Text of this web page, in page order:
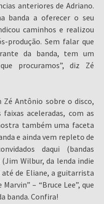
anteriores de Adriano.
banda a oferecer o seu
caminhos e realizou
produção. Sem falar que
da banda, tem um
procuramos”, diz Zé
Zé Antônio sobre o disco,
aceleradas, com as
também uma faceta
e ainda vem repleto de
daqui (bandas
Wilbur, da lenda indie
de Eliane, a guitarrista
– “Bruce Lee”, que
banda. Confira!